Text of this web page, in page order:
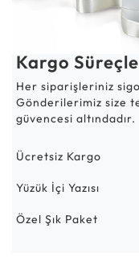
Kargo
Her siparişleriniz
Gönderilerimiz size
güvencesi altındadır.
Ücretsiz Kargo
Yüzük İçi Yazısı
Özel Şık Paket